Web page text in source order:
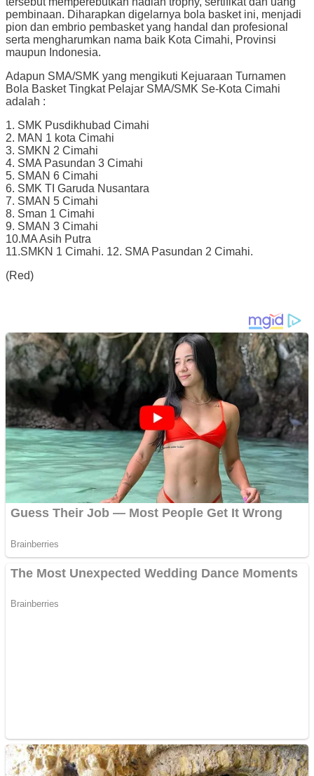
pembinaan. Diharapkan digelarnya bola basket ini, menjadi
pion dan embrio pembasket yang handal dan profesional
serta mengharumkan nama baik Kota Cimahi, Provinsi
maupun Indonesia.
Adapun SMA/SMK yang mengikuti Kejuaraan Turnamen
Bola Basket Tingkat Pelajar SMA/SMK Se-Kota Cimahi
adalah :
1. SMK Pusdikhubad Cimahi
2. MAN 1 kota Cimahi
3. SMKN 2 Cimahi
4. SMA Pasundan 3 Cimahi
5. SMAN 6 Cimahi
6. SMK TI Garuda Nusantara
7. SMAN 5 Cimahi
8. Sman 1 Cimahi
9. SMAN 3 Cimahi
10.MA Asih Putra
11.SMKN 1 Cimahi. 12. SMA Pasundan 2 Cimahi.
(Red)